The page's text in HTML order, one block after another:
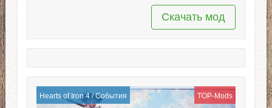
Скачать мод
Hearts of Iron 4/События TOP-Mods